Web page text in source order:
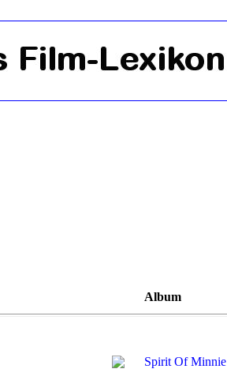
Album
Spirit Of Minnie